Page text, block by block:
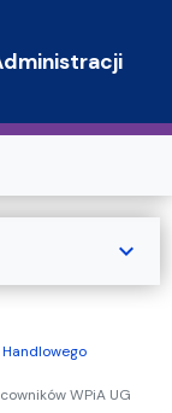
WPiA UG
expand_more